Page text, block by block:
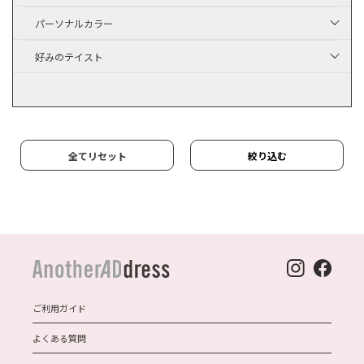
パーソナルカラー
好みのテイスト
全てリセット 絞り込む
ご利用ガイド
よくある質問